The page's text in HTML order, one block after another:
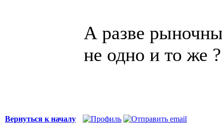
А разве
не одно и то же ?
Вернуться к началу